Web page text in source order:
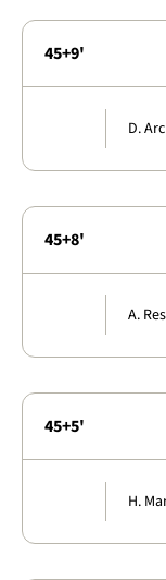
45+9'
D.
45+8'
A.
45+5'
H.